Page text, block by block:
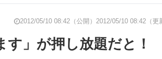
経
2012/05/10 08:42（公開） 2012/05/10 08:42（更
す」が押し放題だと！